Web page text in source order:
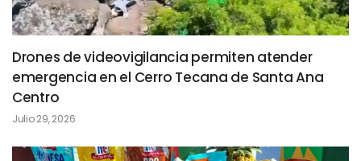
Drones de videovigilancia permiten atender
emergencia en el Cerro Tecana de Santa Ana
Centro
Julio 29, 2026